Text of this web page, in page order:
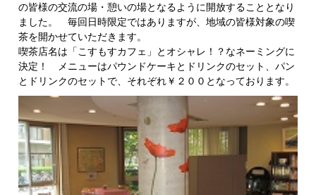
の皆様の交流の場・憩いの場となるように開放することとなり
ました。 毎回日時限定ではありますが、地域の皆様対象の喫
茶を開かせていただきます。
喫茶店名は「こすもすカフェ」とオシャレ！？なネーミングに
決定！ メニューはパウンドケーキとドリンクのセット、パン
とドリンクのセットで、それぞれ￥２００となっております。